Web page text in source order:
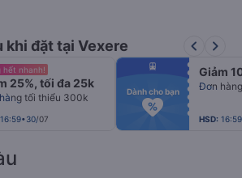
khi đặt tại Vexere keyboard_arrow_left keyboard_arrow_right
hết nhanh!
25%, tối đa 25k
tối thiểu 300k
16:59•30/07
fiber_manual_record
fiber_manual_record
fiber_manual_record
fiber_manual_record
fiber_manual_record
fiber_manual_record
fiber_manual_record
Dành cho bạn
Giảm
Đơn
HSD: